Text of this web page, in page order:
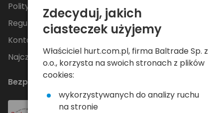
Polityka Prywatności
Regulamin
Kontakt
Najczęściej zadawane pytania
Bezpieczne płatności
Zdecyduj, jakich
ciasteczek użyjemy
Właściciel hurt.com.pl, firma Baltrade Sp. z
o.o., korzysta na swoich stronach z plików
cookies:
wykorzystywanych do analizy ruchu
na stronie